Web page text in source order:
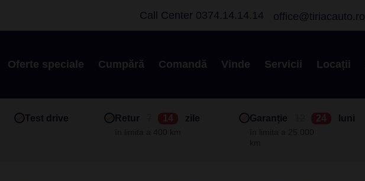
Call Center 0374.14.14.14 office@tiriacauto.ro
Oferte speciale Cumpără Comandă Vinde Servicii Locații
Test drive Retur 14 zile Garanție 24 luni